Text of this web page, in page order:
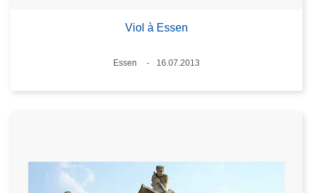
Viol à Essen
Standort
Essen
16.07.2013